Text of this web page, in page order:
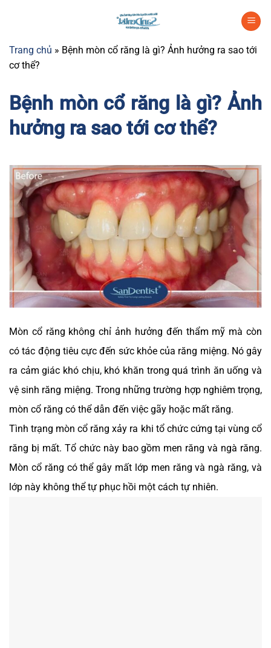
dungTrang chủ » Bệnh mòn cổ răng là gì? Ảnh hưởng ra sao tới
cơ thể?
Bệnh mòn cổ răng là gì? Ảnh
hưởng ra sao tới cơ thể?
Mòn cổ răng không chỉ ảnh hưởng đến thẩm mỹ mà còn
có tác động tiêu cực đến sức khỏe của răng miệng. Nó gây
ra cảm giác khó chịu, khó khăn trong quá trình ăn uống và
vệ sinh răng miệng. Trong những trường hợp nghiêm trọng,
mòn cổ răng có thể dẫn đến việc gãy hoặc mất răng.
Tình trạng mòn cổ răng xảy ra khi tổ chức cứng tại vùng cổ
răng bị mất. Tổ chức này bao gồm men răng và ngà răng.
Mòn cổ răng có thể gây mất lớp men răng và ngà răng, và
lớp này không thể tự phục hồi một cách tự nhiên.